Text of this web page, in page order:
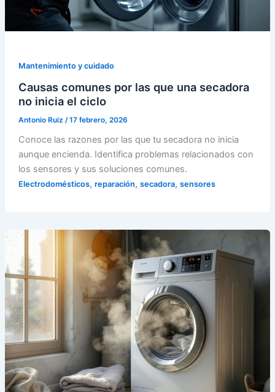
Mantenimiento y cuidado
Causas comunes por las que una secadora
no inicia el ciclo
Antonio Ruiz /17 febrero, 2026
Conoce las razones por las que tu secadora no inicia
aunque encienda. Identifica problemas relacionados con
los sensores y sus soluciones comunes.
Electrodomésticos, reparación, secadora, sensores